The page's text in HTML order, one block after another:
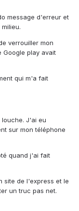
message d'erreur et
verrouiller mon
Google play avait
qui m'a fait
J'ai eu
sur mon téléphone
quand j'ai fait
site de l'express et le
un truc pas net.